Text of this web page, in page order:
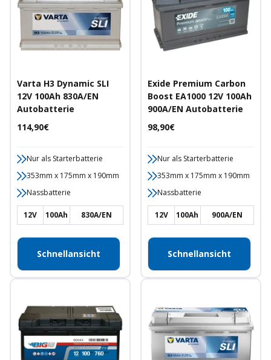
Varta H3 Dynamic SLI
12V 100Ah 830A/EN
Autobatterie
Angebotspreis
114,90€
Nur als Starterbatterie
353mm x 175mm x 190mm
Nassbatterie
12V 100Ah 830A/EN
Schnellansicht
Exide Premium Carbon
Boost EA1000 12V 100Ah
900A/EN Autobatterie
Angebotspreis
98,90€
Nur als Starterbatterie
353mm x 175mm x 190mm
Nassbatterie
12V 100Ah 900A/EN
Schnellansicht